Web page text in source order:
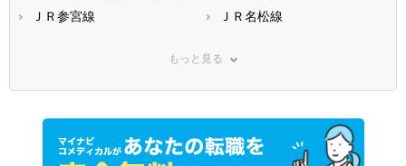
ＪＲ参宮線
ＪＲ名松線
近鉄湯の山線
近鉄志摩線
近鉄鈴鹿線
四日市あすなろう鉄道八王子
三岐鉄道三岐線
もっと見る